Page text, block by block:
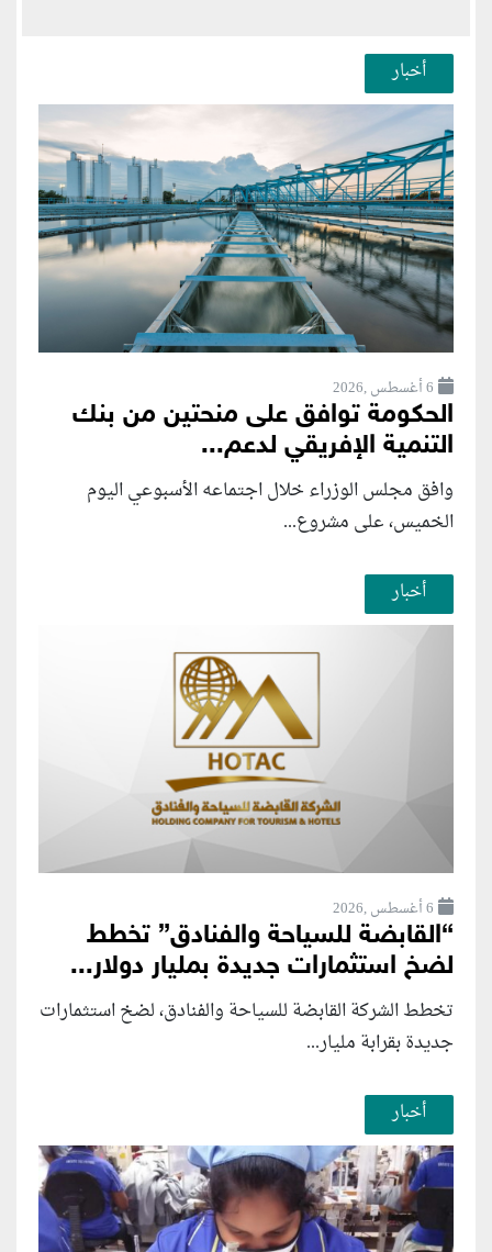
أخبار
6 أغسطس ,2026
الحكومة توافق على منحتين من بنك
التنمية الإفريقي لدعم...
وافق مجلس الوزراء خلال اجتماعه الأسبوعي اليوم
الخميس، على مشروع...
أخبار
6 أغسطس ,2026
“القابضة للسياحة والفنادق” تخطط
لضخ استثمارات جديدة بمليار دولار...
تخطط الشركة القابضة للسياحة والفنادق، لضخ استثمارات
جديدة بقرابة مليار...
أخبار